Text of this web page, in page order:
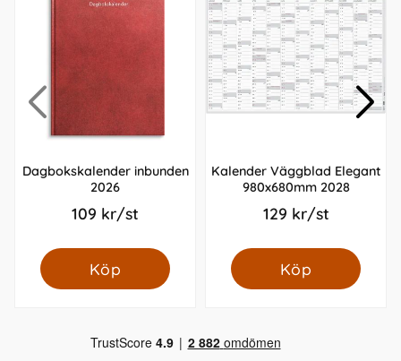
Dagbokskalender inbunden
2026
109 kr/st
Köp
Kalender Väggblad Elegant
980x680mm 2028
129 kr/st
Köp